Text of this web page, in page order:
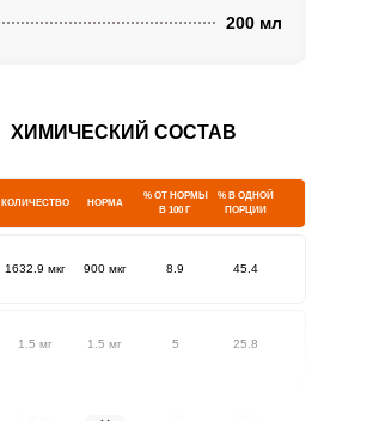
200 мл
ХИМИЧЕСКИЙ СОСТАВ
КОЛИЧЕСТВО НОРМА
% ОТ НОРМЫ
В 100 Г
% В ОДНОЙ
ПОРЦИИ
1632.9 мкг 900 мкг 8.9 45.4
1.5 мг 1.5 мг 5 25.8